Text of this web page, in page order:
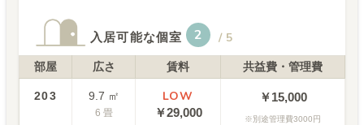
入居可能な個室 2 / 5
部屋 広さ 賃料 共益費・管理費
203 9.7 ㎡
6 畳
LOW
￥29,000
￥15,000
別途管理費3000円